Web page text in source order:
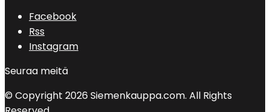
Facebook
Rss
Instagram
Seuraa meitä
© Copyright 2026 Siemenkauppa.com. All Rights